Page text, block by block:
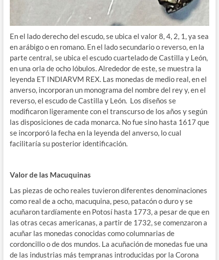
En el lado derecho del escudo, se ubica el valor 8, 4, 2, 1, ya sea
en arábigo o en romano. En el lado secundario o reverso, en la
parte central, se ubica el escudo cuartelado de Castilla y León,
en una orla de ocho lóbulos. Alrededor de este, se muestra la
leyenda ET INDIARVM REX. Las monedas de medio real, en el
anverso, incorporan un monograma del nombre del rey y, en el
reverso, el escudo de Castilla y León. Los diseños se
modificaron ligeramente con el transcurso de los años y según
las disposiciones de cada monarca. No fue sino hasta 1617 que
se incorporó la fecha en la leyenda del anverso, lo cual
facilitaría su posterior identificación.
Valor de las Macuquinas
Las piezas de ocho reales tuvieron diferentes denominaciones
como real de a ocho, macuquina, peso, patacón o duro y se
acuñaron tardíamente en Potosí hasta 1773, a pesar de que en
las otras cecas americanas, a partir de 1732, se comenzaron a
acuñar las monedas conocidas como columnarias de
cordoncillo o de dos mundos. La acuñación de monedas fue una
de las industrias más tempranas introducidas por la Corona